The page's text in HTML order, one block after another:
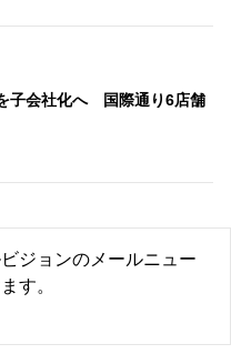
子会社化へ 国際通り6店舗
ジョンのメールニュー
す。